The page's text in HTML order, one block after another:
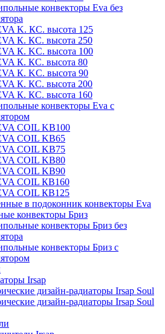
конвекторы Eva без
K. КС. высота 125
К. КС. высота 250
К. KС. высота 100
К. КС. высота 80
К. KC. высота 90
К. КС. высота 200
К. КС. высота 160
конвекторы Eva с
COIL KB100
COIL KB65
COIL KB75
COIL KB80
COIL KB90
COIL КВ160
COIL КВ125
в подоконник конвекторы Eva
конвекторы Бриз
конвекторы Бриз без
конвекторы Бриз с
Irsap
дизайн-радиаторы Irsap Soul
дизайн-радиаторы Irsap Soul